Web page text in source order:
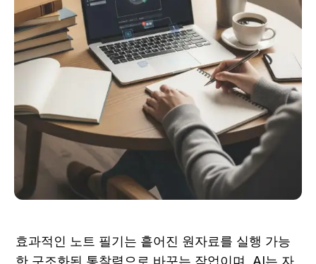
효과적인 노트 필기는 흩어진 원자료를 실행 가능
한 구조화된 통찰력으로 바꾸는 작업이며, AI는 자